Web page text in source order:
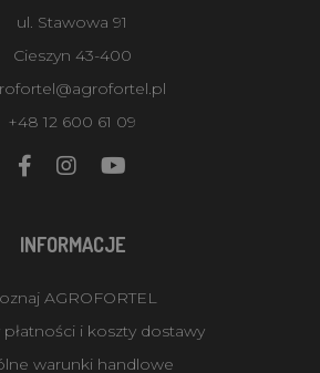
ul. Stawowa 91
Cieszyn 43-400
+48 12 600 61 09
INFORMACJE
AGROFORTEL
i koszty dostawy
warunki handlowe